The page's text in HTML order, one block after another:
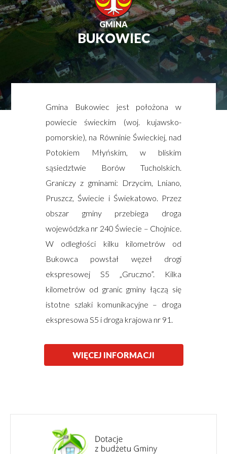
GMINA
BUKOWIEC
Gmina Bukowiec jest położona w
powiecie świeckim (woj. kujawsko-
pomorskie), na Równinie Świeckiej, nad
Potokiem Młyńskim, w bliskim
sąsiedztwie Borów Tucholskich.
Graniczy z gminami: Drzycim, Lniano,
Pruszcz, Świecie i Świekatowo. Przez
obszar gminy przebiega droga
wojewódzka nr 240 Świecie – Chojnice.
W odległości kilku kilometrów od
Bukowca powstał węzeł drogi
ekspresowej S5 „Gruczno”. Kilka
kilometrów od granic gminy łączą się
istotne szlaki komunikacyjne – droga
ekspresowa S5 i droga krajowa nr 91.
WIĘCEJ INFORMACJI